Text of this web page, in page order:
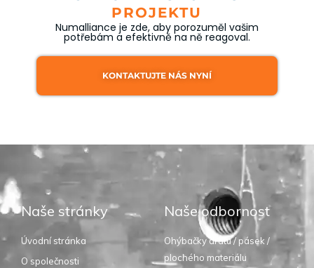
PROJEKTU
Numalliance je zde, aby porozuměl vašim
potřebám a efektivně na ně reagoval.
KONTAKTUJTE NÁS NYNÍ
Naše stránky
Úvodní stránka
O společnosti
Naše odbornost
Ohýbačky drátu / pásek /
plochého materiálu